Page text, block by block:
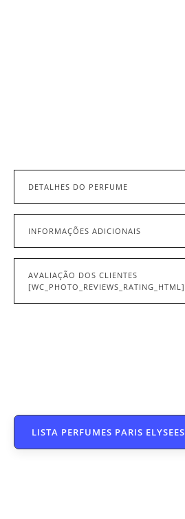
DETALHES DO PERFUME
INFORMAÇÕES ADICIONAIS
AVALIAÇÃO DOS CLIENTES
[WC_PHOTO_REVIEWS_RATING_HTML]
LISTA PERFUMES PARIS ELYSEES